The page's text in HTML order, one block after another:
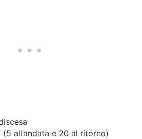
all’andata e 20 al ritorno)